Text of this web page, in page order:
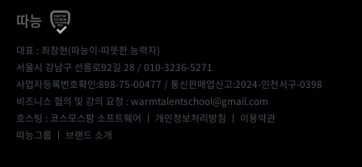
따능
대표 : 최창현(따능이-따뜻한 능력자)
서울시 강남구 선릉로92길 28 / 010-3236-5271
사업자등록번호확인:898-75-00477 / 통신판매업신고:2024-인천서구-0398
비즈니스 협의 및 강의 요청 : warmtalentschool@gmail.com
호스팅 : 코스모스팜 소프트웨어 ㅣ 개인정보처리방침 ㅣ 이용약관
따능그룹 ㅣ 브랜드 소개